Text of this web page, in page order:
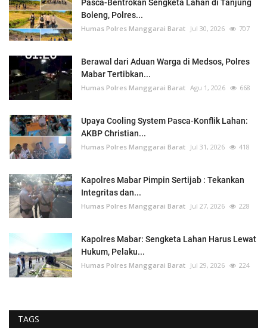
Pasca-Bentrokan Sengketa Lahan di Tanjung
Boleng, Polres...
Humas Polres Manggarai Barat Jul 30, 2026 707
Berawal dari Aduan Warga di Medsos, Polres
Mabar Tertibkan...
Humas Polres Manggarai Barat Agu 1, 2026 668
Upaya Cooling System Pasca-Konflik Lahan:
AKBP Christian...
Humas Polres Manggarai Barat Jul 31, 2026 418
Kapolres Mabar Pimpin Sertijab : Tekankan
Integritas dan...
Humas Polres Manggarai Barat Jul 27, 2026 228
Kapolres Mabar: Sengketa Lahan Harus Lewat
Hukum, Pelaku...
Humas Polres Manggarai Barat Jul 29, 2026 224
TAGS